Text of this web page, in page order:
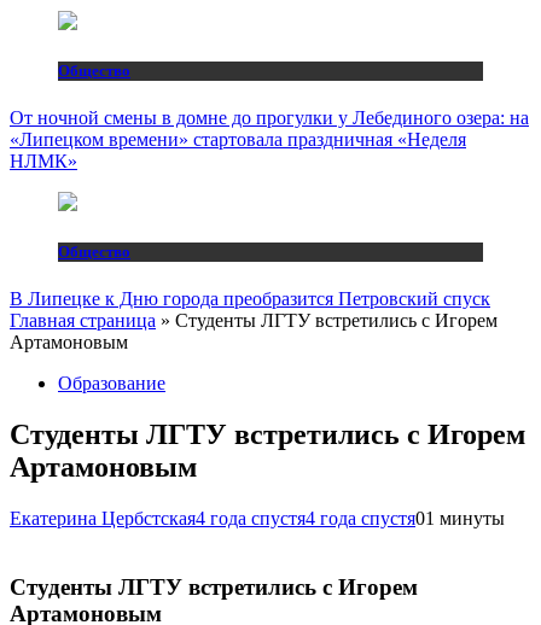
Общество
От ночной смены в домне до прогулки у Лебединого озера: на
«Липецком времени» стартовала праздничная «Неделя
НЛМК»
Общество
В Липецке к Дню города преобразится Петровский спуск
Главная страница » Студенты ЛГТУ встретились с Игорем
Артамоновым
Образование
Студенты ЛГТУ встретились с Игорем
Артамоновым
Екатерина Цербстская4 года спустя4 года спустя01 минуты
Студенты ЛГТУ встретились с Игорем
Артамоновым